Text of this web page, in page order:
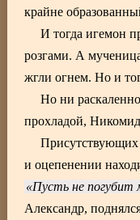
крайне
И тогда игемон
розгами. А
жгли огнем. Но и
Но ни
прохладой,
Присутствующих
и оцепенении
Пусть не погубит
Александр,